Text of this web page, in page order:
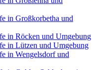
in Großkorbetha und
in Röcken und Umgebung
in Lützen und Umgebung
in Wengelsdorf und